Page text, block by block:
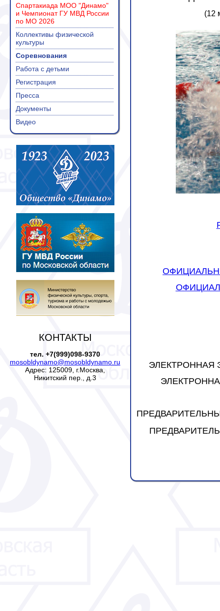
Спартакиада МОО "Динамо"
и Чемпионат ГУ МВД России
по МО 2026
Коллективы физической
культуры
Соревнования
Работа с детьми
Регистрация
Пресса
Документы
Видео
КОНТАКТЫ
тел. +7(999)098-9370
mosobldynamo@mosobldynamo.ru
Адрес: 125009, г.Москва,
Никитский пер., д.3
(12
ЭЛЕКТРОННАЯ